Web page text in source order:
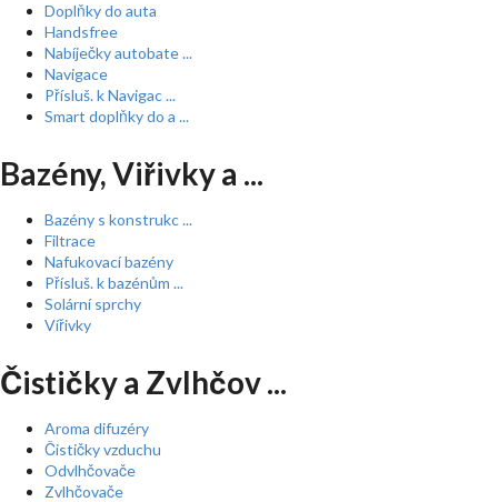
Doplňky do auta
Handsfree
Nabíječky autobate ...
Navigace
Přísluš. k Navigac ...
Smart doplňky do a ...
Bazény, Viřivky a ...
Bazény s konstrukc ...
Filtrace
Nafukovací bazény
Přísluš. k bazénům ...
Solární sprchy
Vířivky
Čističky a Zvlhčov ...
Aroma difuzéry
Čističky vzduchu
Odvlhčovače
Zvlhčovače